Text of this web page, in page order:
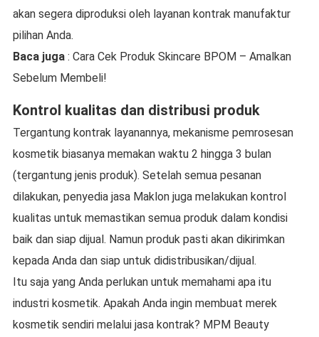
akan segera diproduksi oleh layanan kontrak manufaktur
pilihan Anda.
Baca juga: Cara Cek Produk Skincare BPOM – Amalkan
Sebelum Membeli!
Kontrol kualitas dan distribusi produk
Tergantung kontrak layanannya, mekanisme pemrosesan
kosmetik biasanya memakan waktu 2 hingga 3 bulan
(tergantung jenis produk). Setelah semua pesanan
dilakukan, penyedia jasa Maklon juga melakukan kontrol
kualitas untuk memastikan semua produk dalam kondisi
baik dan siap dijual. Namun produk pasti akan dikirimkan
kepada Anda dan siap untuk didistribusikan/dijual.
Itu saja yang Anda perlukan untuk memahami apa itu
industri kosmetik. Apakah Anda ingin membuat merek
kosmetik sendiri melalui jasa kontrak? MPM Beauty